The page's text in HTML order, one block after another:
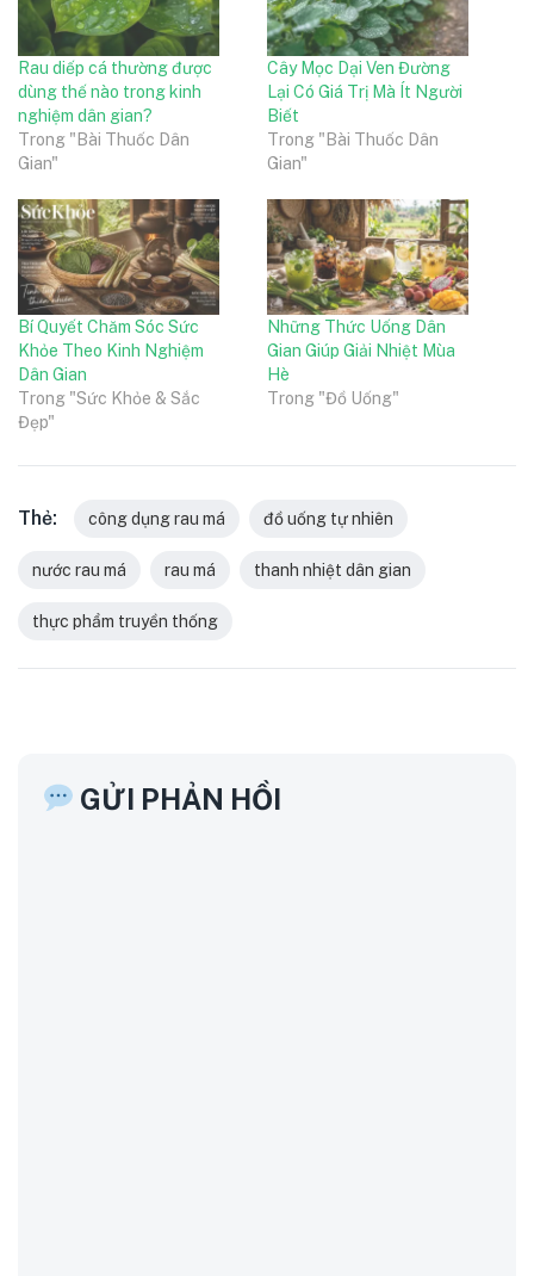
Rau diếp cá thường được
dùng thế nào trong kinh
nghiệm dân gian?
Trong "Bài Thuốc Dân
Gian"
Cây Mọc Dại Ven Đường
Lại Có Giá Trị Mà Ít Người
Biết
Trong "Bài Thuốc Dân
Gian"
Bí Quyết Chăm Sóc Sức
Khỏe Theo Kinh Nghiệm
Dân Gian
Trong "Sức Khỏe & Sắc
Đẹp"
Những Thức Uống Dân
Gian Giúp Giải Nhiệt Mùa
Hè
Trong "Đồ Uống"
Thẻ: công dụng rau má đồ uống tự nhiên
nước rau má rau má thanh nhiệt dân gian
thực phẩm truyền thống
GỬI PHẢN HỒI